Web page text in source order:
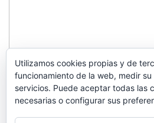
Utilizamos cookies propias y de
funcionamiento de la web, medir
servicios. Puede aceptar todas las
necesarias o configurar sus